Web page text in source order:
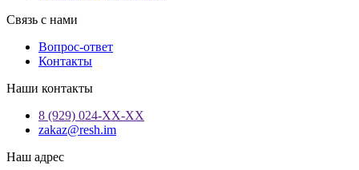
Связь с нами
Вопрос-ответ
Контакты
Наши контакты
8 (929) 024-ХХ-ХХ
zakaz@resh.im
Наш адрес